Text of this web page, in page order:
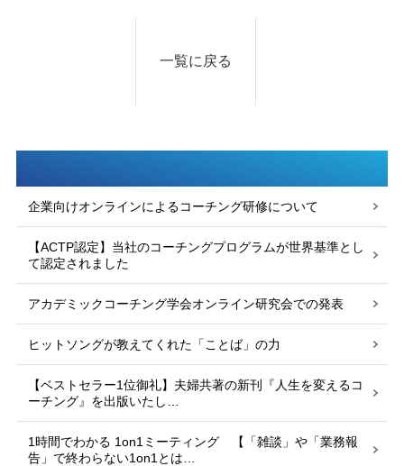
一覧に戻る
企業向けオンラインによるコーチング研修について
【ACTP認定】当社のコーチングプログラムが世界基準とし
て認定されました
アカデミックコーチング学会オンライン研究会での発表
ヒットソングが教えてくれた「ことば」の力
【ベストセラー1位御礼】夫婦共著の新刊『人生を変えるコ
ーチング』を出版いたし…
1時間でわかる 1on1ミーティング 【「雑談」や「業務報
告」で終わらない1on1とは…